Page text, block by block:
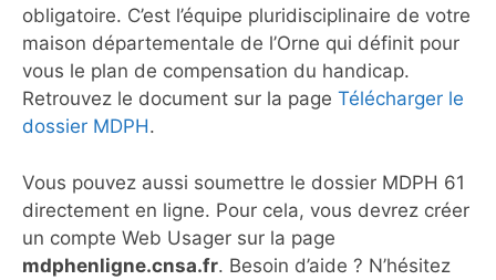
obligatoire. C’est l’équipe pluridisciplinaire de votre
maison départementale de l’Orne qui définit pour
vous le plan de compensation du handicap.
Retrouvez le document sur la page Télécharger le
dossier MDPH.
Vous pouvez aussi soumettre le dossier MDPH 61
directement en ligne. Pour cela, vous devrez créer
un compte Web Usager sur la page
mdphenligne.cnsa.fr. Besoin d’aide ? N’hésitez